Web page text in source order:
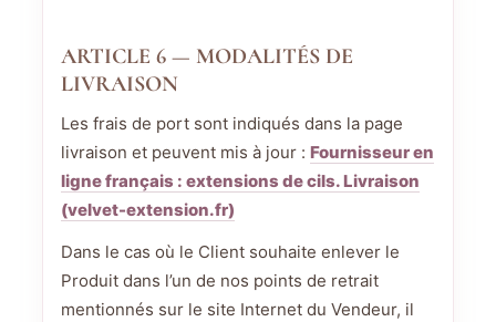
ARTICLE 6 — MODALITÉS DE
LIVRAISON
Les frais de port sont indiqués dans la page
livraison et peuvent mis à jour : Fournisseur en
ligne français : extensions de cils. Livraison
(velvet-extension.fr)
Dans le cas où le Client souhaite enlever le
Produit dans l’un de nos points de retrait
mentionnés sur le site Internet du Vendeur, il